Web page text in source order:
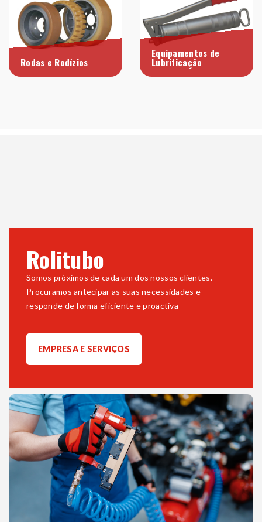
Rodas e Rodízios
Equipamentos de
Lubrificação
Rolitubo
Somos próximos de cada um dos nossos clientes.
Procuramos antecipar as suas necessidades e
responde de forma eficiente e proactiva
EMPRESA E SERVIÇOS